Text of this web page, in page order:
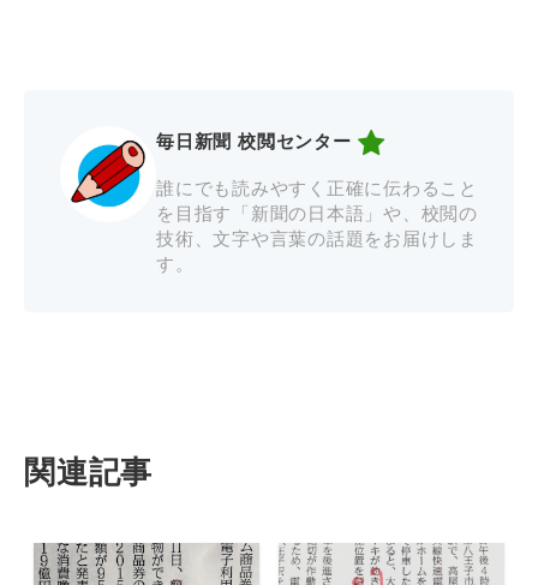
毎日新聞 校閲センター
誰にでも読みやすく正確に伝わること
を目指す「新聞の日本語」や、校閲の
技術、文字や言葉の話題をお届けしま
す。
関連記事